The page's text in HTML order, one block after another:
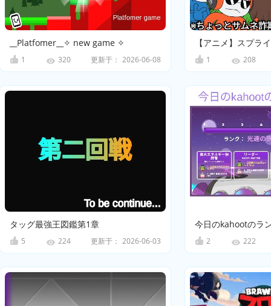
__Platfomer__✧ new game ✧
1 320 更新于： 2026-06-08 1 208
タッグ最強王図鑑第1章
5 224 更新于： 2026-06-03
今日のkahootのラ
2 222